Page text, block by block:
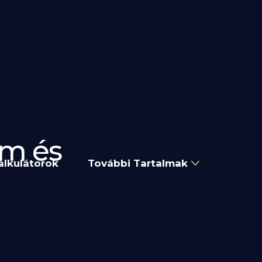
További Tartalmak
és